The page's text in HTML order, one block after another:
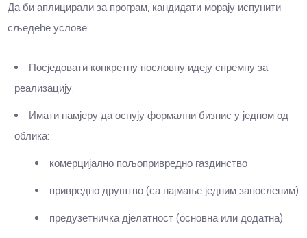
Да би аплицирали за програм, кандидати морају испунити
сљедеће услове:
Посједовати конкретну пословну идеју спремну за
реализацију.
Имати намјеру да оснују формални бизнис у једном од
облика:
комерцијално пољопривредно газдинство
привредно друштво (са најмање једним запосленим)
предузетничка дјелатност (основна или додатна)